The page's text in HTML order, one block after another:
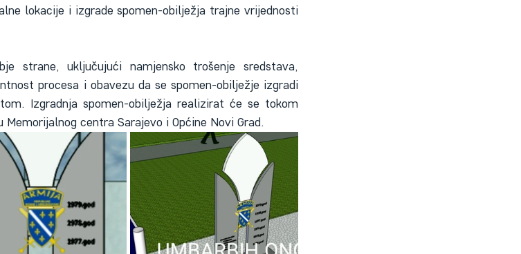
lokacije i izgrade spomen-obilježja trajne vrijednosti
strane, uključujući namjensko trošenje sredstava,
procesa i obavezu da se spomen-obilježje izgradi
Izgradnja spomen-obilježja realizirat će se tokom
centra Sarajevo i Općine Novi Grad.